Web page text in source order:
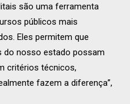
são uma ferramenta
públicos mais
Eles permitem que
nosso estado possam
critérios técnicos,
fazem a diferença”,